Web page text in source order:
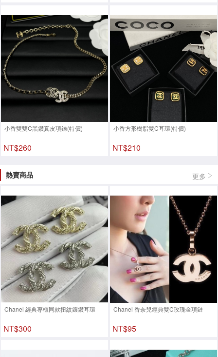
小香雙雙C黑鑽真皮項鍊(特價)
NT$260
小香方形樹脂雙C耳環(特價)
NT$210
熱賣商品 更多
Chanel 經典專櫃同款扭紋鑲鑽耳環
NT$300
Chanel 香奈兒經典雙C玫瑰金項鏈
NT$95